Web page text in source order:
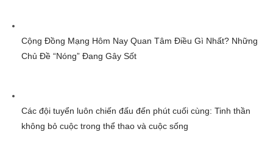
Cộng Đồng Mạng Hôm Nay Quan Tâm Điều Gì Nhất? Những
Chủ Đề “Nóng” Đang Gây Sốt
Các đội tuyển luôn chiến đấu đến phút cuối cùng: Tinh thần
không bỏ cuộc trong thể thao và cuộc sống